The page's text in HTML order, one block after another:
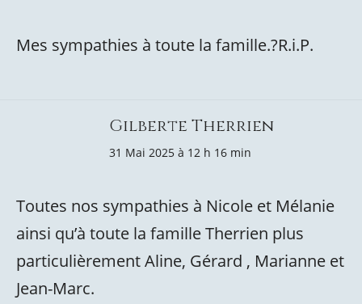
Mes sympathies à toute la famille.?R.i.P.
Gilberte Therrien
31 Mai 2025 à 12 h 16 min
Toutes nos sympathies à Nicole et Mélanie
ainsi qu’à toute la famille Therrien plus
particulièrement Aline, Gérard , Marianne et
Jean-Marc.